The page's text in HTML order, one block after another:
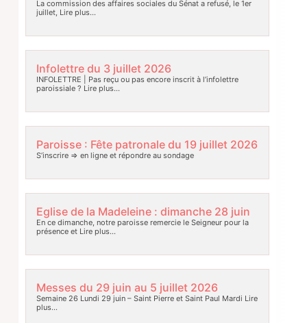
La commission des affaires sociales du Sénat a refusé, le 1er
juillet, Lire plus…
Infolettre du 3 juillet 2026
INFOLETTRE | Pas reçu ou pas encore inscrit à l’infolettre
paroissiale ? Lire plus…
Paroisse : Fête patronale du 19 juillet 2026
S’inscrire => en ligne et répondre au sondage
Eglise de la Madeleine : dimanche 28 juin
En ce dimanche, notre paroisse remercie le Seigneur pour la
présence etLire plus…
Messes du 29 juin au 5 juillet 2026
Semaine 26 Lundi 29 juin – Saint Pierre et Saint Paul Mardi Lire
plus…